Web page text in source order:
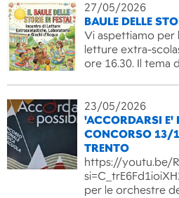
27/05/2026
BAULE DELLE
Vi aspettiamo
letture extra-
ore 16.30. Il tema
23/05/2026
'ACCORDARSI E'
CONCORSO 13/
TRENTO
https://youtu.be/
per le orchestre